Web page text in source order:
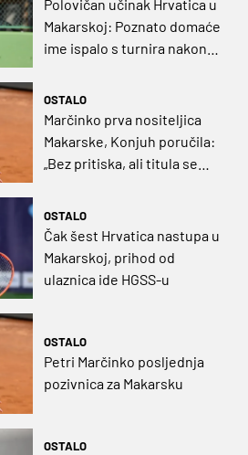
Polovičan učinak Hrvatica u
Makarskoj: Poznato domaće
ime ispalo s turnira nakon
OSTALO
Marčinko prva nositeljica
Makarske, Konjuh poručila:
„Bez pritiska, ali titula se
OSTALO
Čak šest Hrvatica nastupa u
Makarskoj, prihod od
ulaznica ide HGSS-u
OSTALO
Petri Marčinko posljednja
pozivnica za Makarsku
OSTALO